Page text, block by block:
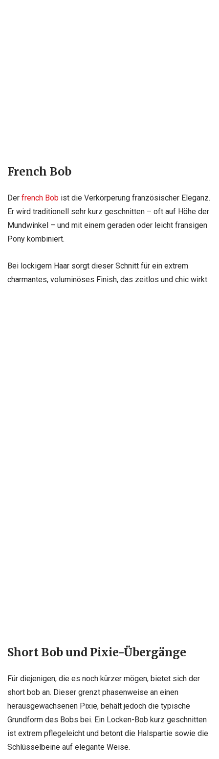
French Bob
Der french Bob ist die Verkörperung französischer Eleganz.
Er wird traditionell sehr kurz geschnitten – oft auf Höhe der
Mundwinkel – und mit einem geraden oder leicht fransigen
Pony kombiniert.
Bei lockigem Haar sorgt dieser Schnitt für ein extrem
charmantes, voluminöses Finish, das zeitlos und chic wirkt.
Short Bob und Pixie-Übergänge
Für diejenigen, die es noch kürzer mögen, bietet sich der
short bob an. Dieser grenzt phasenweise an einen
herausgewachsenen Pixie, behält jedoch die typische
Grundform des Bobs bei. Ein Locken-Bob kurz geschnitten
ist extrem pflegeleicht und betont die Halspartie sowie die
Schlüsselbeine auf elegante Weise.